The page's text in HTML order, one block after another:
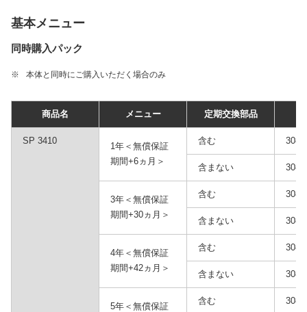
基本メニュー
同時購入パック
※ 本体と同時にご購入いただく場合のみ
商品名 メニュー 定期交換部品
SP 3410
1年＜無償保証
期間+6ヵ月＞
含む
含まない
3年＜無償保証
期間+30ヵ月＞
含む
含まない
4年＜無償保証
期間+42ヵ月＞
含む
含まない
5年＜無償保証
含む